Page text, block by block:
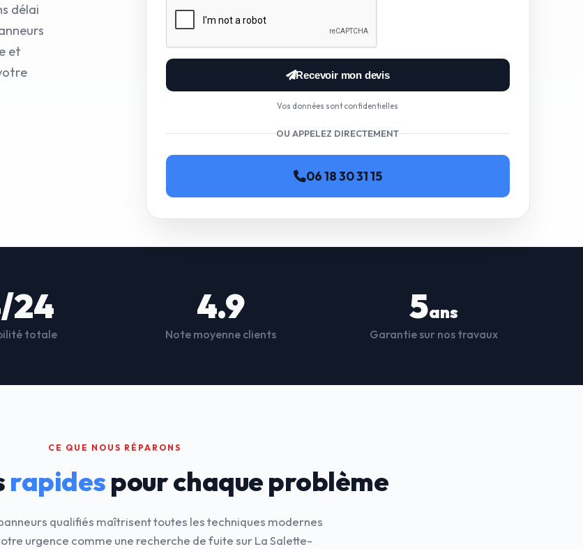
délai
et
Recevoir mon devis
Vos données sont confidentielles
OU APPELEZ DIRECTEMENT
06 18 30 31 15
24
totale
4.9
Note moyenne clients
5ans
Garantie sur nos travaux
CE QUE NOUS RÉPARONS
rapidespour chaque problème
qualifiés maîtrisent toutes les techniques modernes
urgence comme une recherche de fuite sur La Salette-